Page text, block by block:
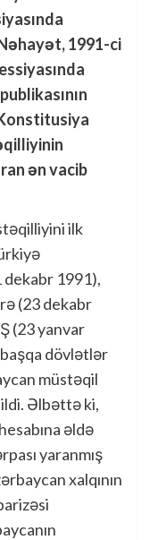
1991-ci
ən vacib
ilk
dekabr 1991),
(23 dekabr
(23 yanvar
dövlətlər
müstəqil
Əlbəttə ki,
əldə
yaranmış
xalqının